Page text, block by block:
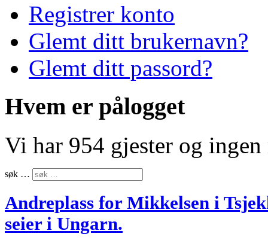
Registrer konto
Glemt ditt brukernavn?
Glemt ditt passord?
Hvem er pålogget
Vi har 954 gjester og ingen
søk …
Andreplass for Mikkelsen i
seier i Ungarn.